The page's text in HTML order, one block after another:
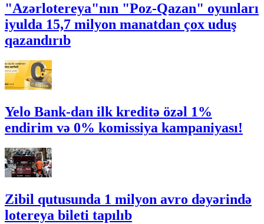
"Azərlotereya"nın "Poz-Qazan" oyunları
iyulda 15,7 milyon manatdan çox uduş
qazandırıb
Yelo Bank-dan ilk kreditə özəl 1%
endirim və 0% komissiya kampaniyası!
Zibil qutusunda 1 milyon avro dəyərində
lotereya bileti tapılıb